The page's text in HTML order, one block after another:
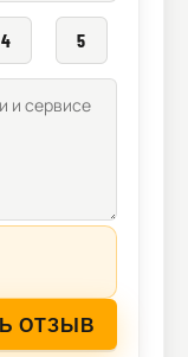
4 5
ОТЗЫВ